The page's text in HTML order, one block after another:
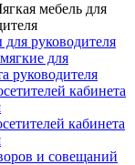
мебель для
руководителя
для
руководителя
кабинета
кабинета
и совещаний